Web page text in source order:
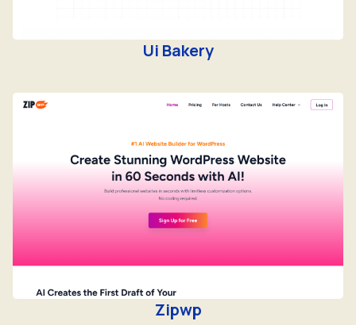
Ui Bakery
Zipwp